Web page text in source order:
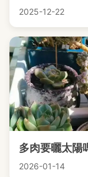
2025-12-22
多肉要曬太陽
2026-01-14